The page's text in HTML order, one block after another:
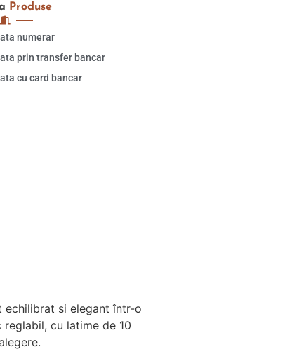
echilibrat si elegant într-o
cu latime de 10
Produse
numerar
prin transfer bancar
cu card bancar